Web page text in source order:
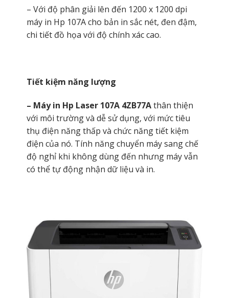
– Với độ phân giải lên đến 1200 x 1200 dpi
máy in Hp 107A cho bản in sắc nét, đen đậm,
chi tiết đồ họa với độ chính xác cao.
Tiết kiệm năng lượng
– Máy in Hp Laser 107A 4ZB77Athân thiện
với môi trường và dễ sử dụng, với mức tiêu
thụ điện năng thấp và chức năng tiết kiệm
điện của nó. Tính năng chuyển máy sang chế
độ nghỉ khi không dùng đến nhưng máy vẫn
có thể tự động nhận dữ liệu và in.